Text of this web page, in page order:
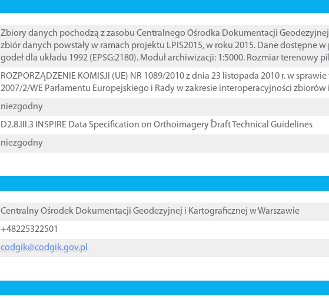
Zbiory danych pochodzą z zasobu Centralnego Ośrodka Dokumentacji
zbiór danych powstały w ramach projektu LPIS2015, w roku 2015. Dane dostępne
godeł dla układu 1992 (EPSG:2180). Moduł archiwizacji: 1:5000. Rozmiar terenowy
ROZPORZĄDZENIE KOMISJI (UE) NR 1089/2010 z dnia 23 listopada 2010 r. w
2007/2/WE Parlamentu Europejskiego i Rady w zakresie interoperacyjności zbiorów
niezgodny
D2.8.III.3 INSPIRE Data Specification on Orthoimagery ֠Draft Technical Guidelines
niezgodny
Centralny Ośrodek Dokumentacji Geodezyjnej i Kartograficznej w Warszawie
+48225322501
codgik@codgik.gov.pl